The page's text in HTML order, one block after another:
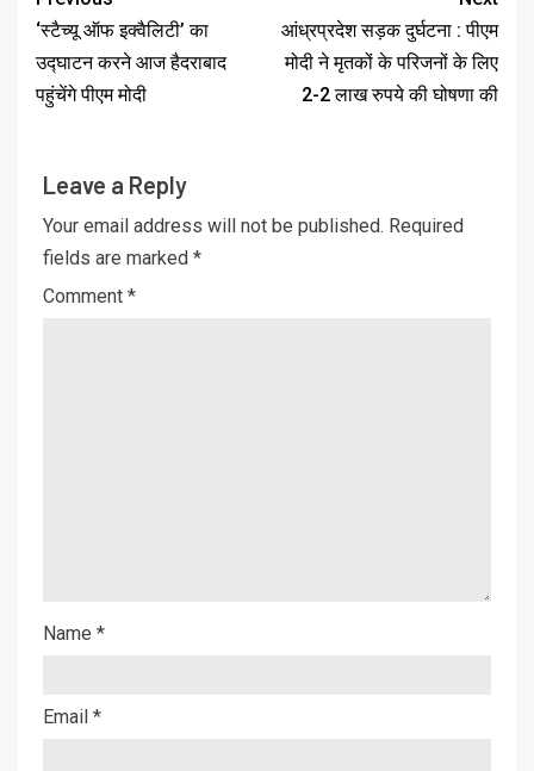
‘स्टैच्यू ऑफ इक्वैलिटी’ का
उद्घाटन करने आज हैदराबाद
पहुंचेंगे पीएम मोदी
आंध्रप्रदेश सड़क दुर्घटना : पीएम
मोदी ने मृतकों के परिजनों के लिए
2-2 लाख रुपये की घोषणा की
Leave a Reply
Your email address will not be published. Required
fields are marked *
Comment *
Name *
Email *